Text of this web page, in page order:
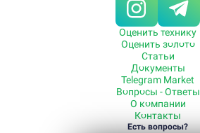
Оценить технику
Оценить золото
Статьи
Документы
Telegram Market
Вопросы - Ответы
О компании
Контакты
Есть вопросы?